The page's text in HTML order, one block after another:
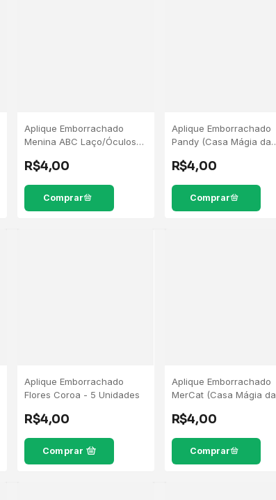
Aplique Emborrachado
Menina ABC Laço/Óculos
R$4,00
Aplique Emborrachado
Pandy (Casa Mágia da
R$4,00
Aplique Emborrachado
Flores Coroa - 5 Unidades
R$4,00
Comprar
Aplique Emborrachado
MerCat (Casa Mágia da
R$4,00